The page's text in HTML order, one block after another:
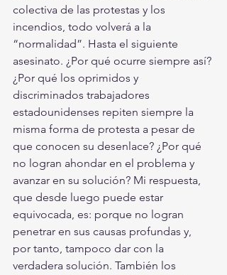
colectiva de las protestas y los
incendios, todo volverá a la
“normalidad”. Hasta el siguiente
asesinato. ¿Por qué ocurre siempre así?
¿Por qué los oprimidos y
discriminados trabajadores
estadounidenses repiten siempre la
misma forma de protesta a pesar de
que conocen su desenlace? ¿Por qué
no logran ahondar en el problema y
avanzar en su solución? Mi respuesta,
que desde luego puede estar
equivocada, es: porque no logran
penetrar en sus causas profundas y,
por tanto, tampoco dar con la
verdadera solución. También los